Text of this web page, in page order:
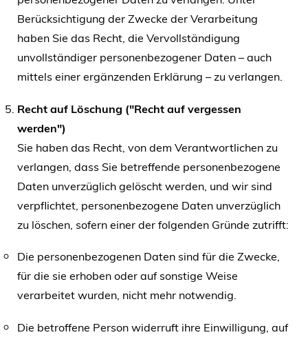
Berücksichtigung der Zwecke der Verarbeitung
haben Sie das Recht, die Vervollständigung
unvollständiger personenbezogener Daten – auch
mittels einer ergänzenden Erklärung – zu verlangen.
Recht auf Löschung ("Recht auf vergessen
werden")
Sie haben das Recht, von dem Verantwortlichen zu
verlangen, dass Sie betreffende personenbezogene
Daten unverzüglich gelöscht werden, und wir sind
verpflichtet, personenbezogene Daten unverzüglich
zu löschen, sofern einer der folgenden Gründe zutrifft:
Die personenbezogenen Daten sind für die Zwecke,
für die sie erhoben oder auf sonstige Weise
verarbeitet wurden, nicht mehr notwendig.
Die betroffene Person widerruft ihre Einwilligung, auf